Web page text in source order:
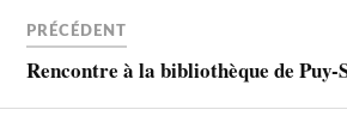
PRÉCÉDENT
Rencontre à la bibliothèque de